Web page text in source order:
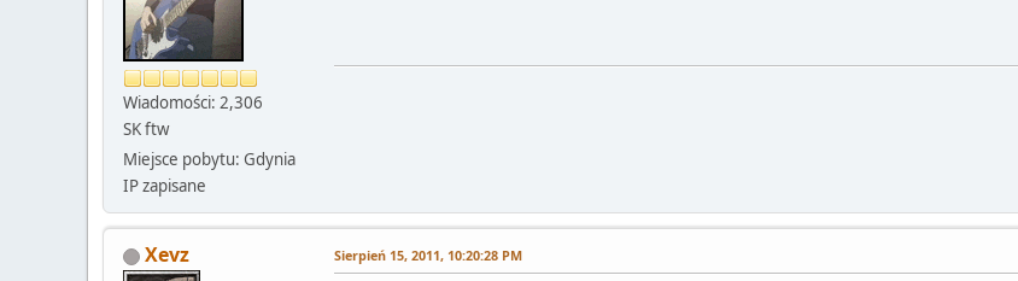
Wiadomości: 2,306
SK ftw
Miejsce pobytu: Gdynia
IP zapisane
Xevz Sierpień 15, 2011, 10:20:28 PM